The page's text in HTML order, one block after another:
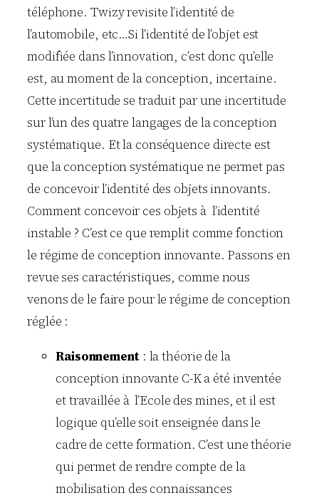
téléphone. Twizy revisite l’identité de
l’automobile, etc…Si l’identité de l’objet est
modifiée dans l’innovation, c’est donc qu’elle
est, au moment de la conception, incertaine.
Cette incertitude se traduit par une incertitude
sur l’un des quatre langages de la conception
systématique. Et la conséquence directe est
que la conception systématique ne permet pas
de concevoir l’identité des objets innovants.
Comment concevoir ces objets à l’identité
instable ? C’est ce que remplit comme fonction
le régime de conception innovante. Passons en
revue ses caractéristiques, comme nous
venons de le faire pour le régime de conception
réglée :
Raisonnement: la théorie de la
conception innovante C-K a été inventée
et travaillée à l’Ecole des mines, et il est
logique qu’elle soit enseignée dans le
cadre de cette formation. C’est une théorie
qui permet de rendre compte de la
mobilisation des connaissances